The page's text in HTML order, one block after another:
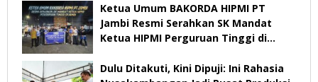
Ketua Umum BAKORDA HIPMI PT
Jambi Resmi Serahkan SK Mandat
Ketua HIPMI Perguruan Tinggi di
Dulu Ditakuti, Kini Dipuji: Ini Rahasia